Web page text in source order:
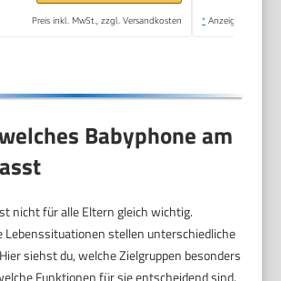
Preis inkl. MwSt., zzgl. Versandkosten * Anzeige
Babyphone am
nicht für alle Eltern gleich wichtig.
Lebenssituationen stellen unterschiedliche
siehst du, welche Zielgruppen besonders
Funktionen für sie entscheidend sind.